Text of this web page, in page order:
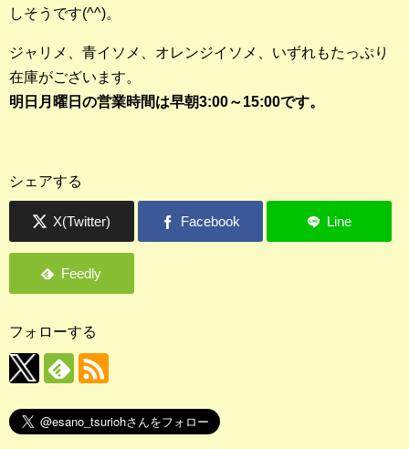
しそうです(^^)。
ジャリメ、青イソメ、オレンジイソメ、いずれもたっぷり
在庫がございます。
明日月曜日の営業時間は早朝3:00～15:00です。
シェアする
フォローする
メジナ部門
シロギス部門
過去の釣果ランキング
スタッフブログ
店長釣行記
スタッフ釣行記
お問い合わせ